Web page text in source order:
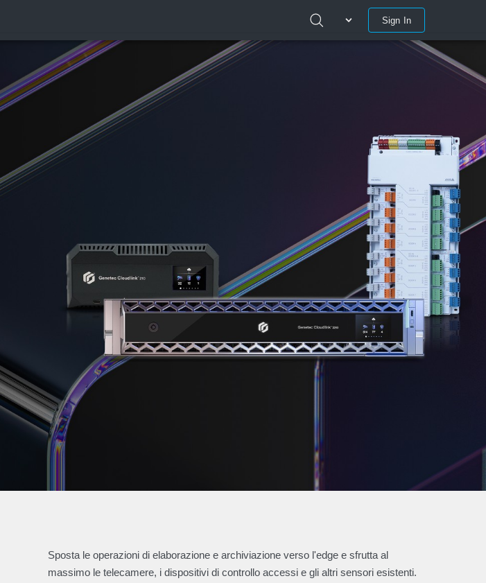
Sign In
Sposta le operazioni di elaborazione e archiviazione verso l'edge e sfrutta al
massimo le telecamere, i dispositivi di controllo accessi e gli altri sensori esistenti.